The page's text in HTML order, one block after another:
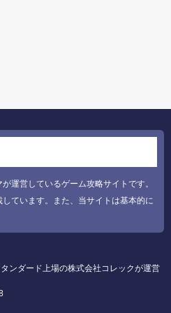
運営しているゲーム攻略サイトです。
ています。また、当サイトは基本的に
ンダード上場の株式会社コレックが運営